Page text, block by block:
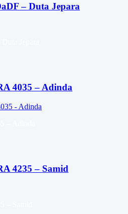
– Duta Jepara
4035 – Adinda
4235 – Samid